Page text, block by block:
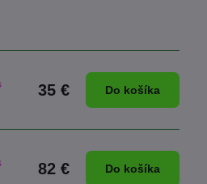
35 € Do košíka
82 € Do košíka